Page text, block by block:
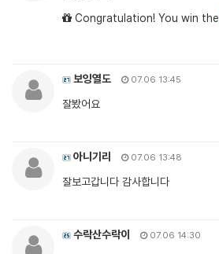
Congratulation! You win the
보잉열도 07.06 13:45
잘봤어요
아니기리 07.06 13:48
잘보고갑니다 감사합니다
수락산수락이 07.06 14:30